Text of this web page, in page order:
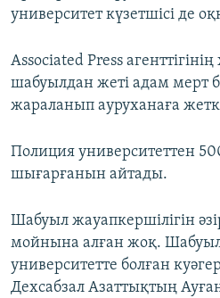
университет күзетшісі де
Associated Press
шабуылдан жеті адам мерт
жараланып ауруханаға
Полиция университеттен
шығарғанын айтады.
Шабуыл жауапкершілігін
мойнына алған жоқ. Шабуыл
университетте болған
Дехсабзал Азаттықтың